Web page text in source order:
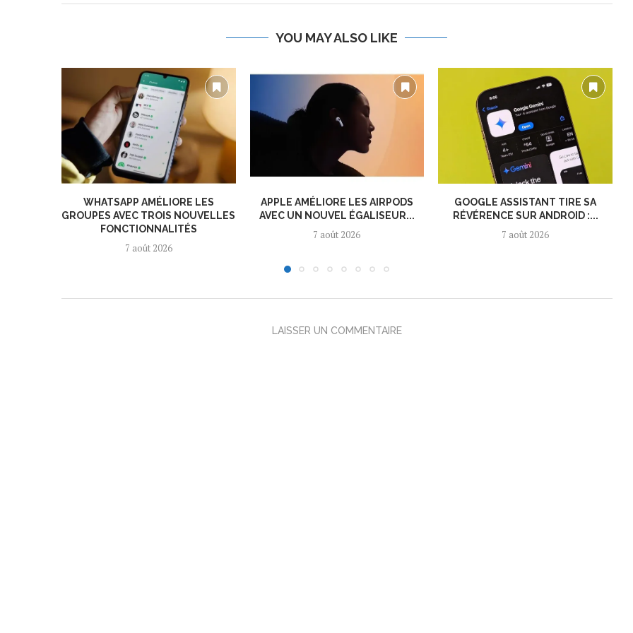
YOU MAY ALSO LIKE
WHATSAPP AMÉLIORE LES
GROUPES AVEC TROIS NOUVELLES
FONCTIONNALITÉS
7 août 2026
APPLE AMÉLIORE LES AIRPODS
AVEC UN NOUVEL ÉGALISEUR...
7 août 2026
GOOGLE ASSISTANT TIRE SA
RÉVÉRENCE SUR ANDROID :...
7 août 2026
LAISSER UN COMMENTAIRE